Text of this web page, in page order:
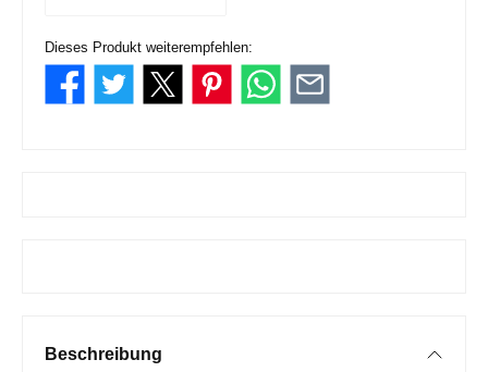
Dieses Produkt weiterempfehlen:
Beschreibung